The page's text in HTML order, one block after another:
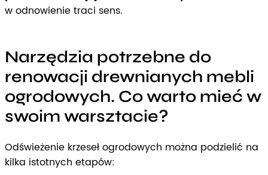
w odnowienie traci sens.
Narzędzia potrzebne do
renowacji drewnianych mebli
ogrodowych. Co warto mieć w
swoim warsztacie?
Odświeżenie krzeseł ogrodowych można podzielić na
kilka istotnych etapów: